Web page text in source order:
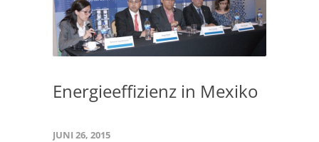
Energieeffizienz in Mexiko
JUNI 26, 2015